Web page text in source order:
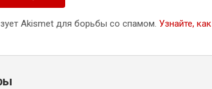
Akismet для борьбы со спамом. Узнайте,